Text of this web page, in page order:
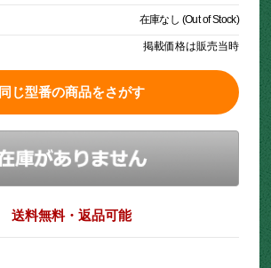
在庫なし (Out of Stock)
掲載価格は販売当時
同じ型番の商品をさがす
送料無料・返品可能